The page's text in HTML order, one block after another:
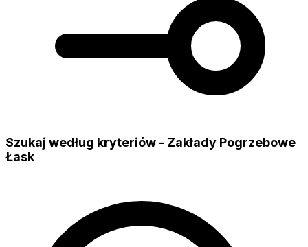
Szukaj według kryteriów - Zakłady Pogrzebowe
Łask